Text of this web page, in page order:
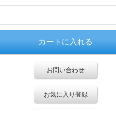
お問い合わせ
お気に入り登録